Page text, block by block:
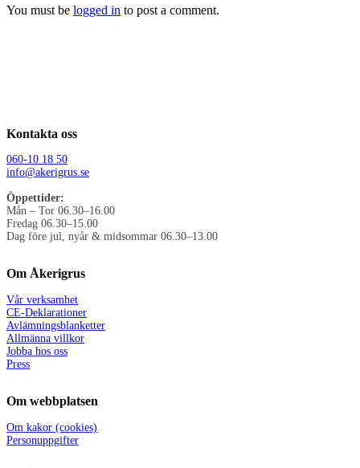
You must be logged in to post a comment.
Kontakta oss
060-10 18 50
info@akerigrus.se
Öppettider:
Mån – Tor 06.30–16.00
Fredag 06.30–15.00
Dag före jul, nyår & midsommar 06.30–13.00
Om Åkerigrus
Vår verksamhet
CE-Deklarationer
Avlämningsblanketter
Allmänna villkor
Jobba hos oss
Press
Om webbplatsen
Om kakor (cookies)
Personuppgifter